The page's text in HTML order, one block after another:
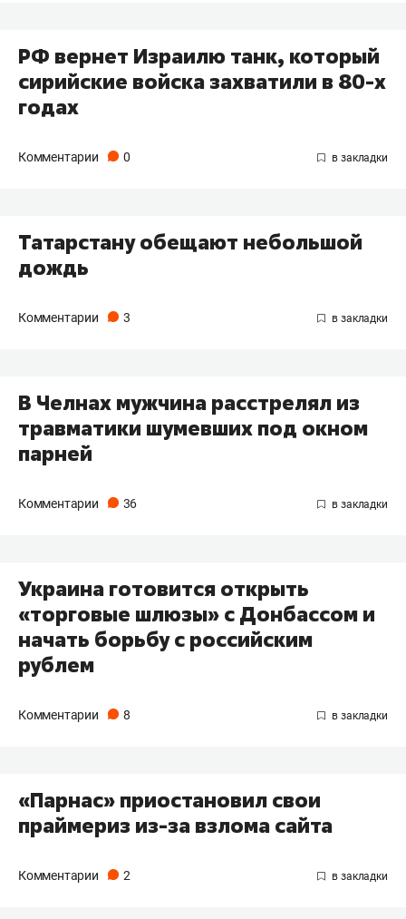
РФ вернет Израилю танк, который
сирийские войска захватили в 80-х
годах
Комментарии 0
Татарстану обещают небольшой
дождь
Комментарии 3
​В Челнах мужчина расстрелял из
травматики шумевших под окном
парней
Комментарии 36
Украина готовится открыть
«торговые шлюзы» с Донбассом и
начать борьбу с российским
рублем
Комментарии 8
«Парнас» приостановил свои
праймериз из-за взлома сайта
Комментарии 2